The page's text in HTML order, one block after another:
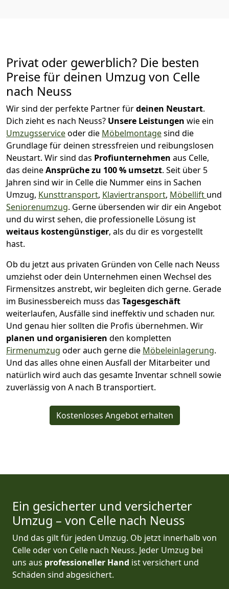
Privat oder gewerblich? Die besten
Preise für deinen Umzug von Celle
nach Neuss
Wir sind der perfekte Partner fürdeinen Neustart.
Dich zieht es nach Neuss? Unsere Leistungen wie ein
Umzugsserviceoder die Möbelmontagesind die
Grundlage für deinen stressfreien und reibungslosen
Neustart. Wir sind das Profiunternehmen aus Celle,
das deineAnsprüche zu 100 % umsetzt. Seit über 5
Jahren sind wir in Celle die Nummer eins in Sachen
Umzug, Kunsttransport, Klaviertransport, Möbellift und
Seniorenumzug. Gerne übersenden wir dir ein Angebot
und du wirst sehen, die professionelle Lösung ist
weitaus kostengünstiger, als du dir es vorgestellt
hast.
Ob du jetzt aus privaten Gründen von Celle nach Neuss
umziehst oder dein Unternehmen einen Wechsel des
Firmensitzes anstrebt, wir begleiten dich gerne. Gerade
im Businessbereich muss das Tagesgeschäft
weiterlaufen, Ausfälle sind ineffektiv und schaden nur.
Und genau hier sollten die Profis übernehmen. Wir
planen und organisieren den kompletten
Firmenumzug oder auch gerne die Möbeleinlagerung.
Und das alles ohne einen Ausfall der Mitarbeiter und
natürlich wird auch das gesamte Inventar schnell sowie
zuverlässig von A nach B transportiert.
Kostenloses Angebot erhalten
Ein gesicherter und versicherter
Umzug – von Celle nach Neuss
Und das gilt für jeden Umzug. Ob jetzt innerhalb von
Celle oder von Celle nach Neuss. Jeder Umzug bei
uns aus professioneller Hand ist versichert und
Schäden sind abgesichert.